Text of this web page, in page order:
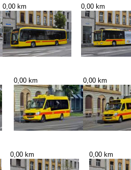
0,00 km 0,00 km
0,00 km 0,00 km
0,00 km 0,00 km